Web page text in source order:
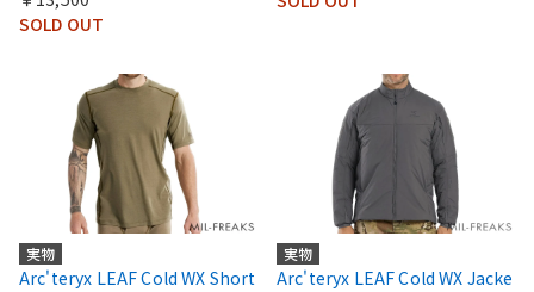
SOLD OUT
実物
Arc'teryx LEAF Cold WX Short
実物
Arc'teryx LEAF Cold WX Jacke